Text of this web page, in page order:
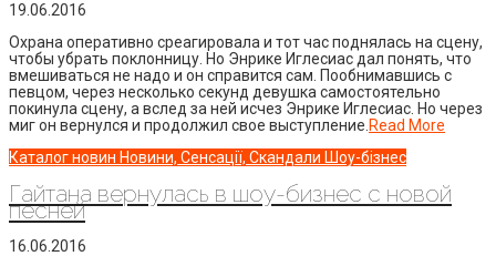
19.06.2016
Охрана оперативно среагировала и тот час поднялась на сцену,
чтобы убрать поклонницу. Но Энрике Иглесиас дал понять, что
вмешиваться не надо и он справится сам. Пообнимавшись с
певцом, через несколько секунд девушка самостоятельно
покинула сцену, а вслед за ней исчез Энрике Иглесиас. Но через
миг он вернулся и продолжил свое выступление. Read More
Каталог новин Новини, Сенсації, Скандали Шоу-бізнес
Гайтана вернулась в шоу-бизнес с новой
песней
16.06.2016